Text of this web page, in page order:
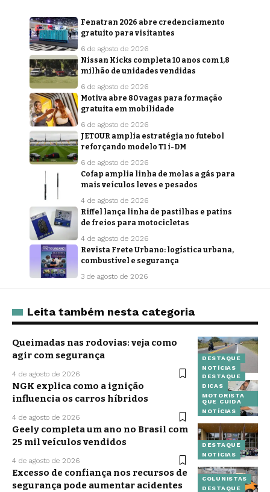
Fenatran 2026 abre credenciamento
gratuito para visitantes
6 de agosto de 2026
Nissan Kicks completa 10 anos com 1,8
milhão de unidades vendidas
6 de agosto de 2026
Motiva abre 80 vagas para formação
gratuita em mobilidade
6 de agosto de 2026
JETOUR amplia estratégia no futebol
reforçando modelo T1 i-DM
6 de agosto de 2026
Cofap amplia linha de molas a gás para
mais veículos leves e pesados
4 de agosto de 2026
Riffel lança linha de pastilhas e patins
de freios para motocicletas
4 de agosto de 2026
Revista Frete Urbano: logística urbana,
combustível e segurança
3 de agosto de 2026
Leita também nesta categoria
DESTAQUE
NOTÍCIAS
Queimadas nas rodovias: veja como
agir com segurança
4 de agosto de 2026
DESTAQUE
DICAS
MOTORISTA
QUE CUIDA
NOTÍCIAS
NGK explica como a ignição
influencia os carros híbridos
4 de agosto de 2026
DESTAQUE
NOTÍCIAS
Geely completa um ano no Brasil com
25 mil veículos vendidos
4 de agosto de 2026
COLUNISTAS
DESTAQUE
Excesso de confiança nos recursos de
segurança pode aumentar acidentes